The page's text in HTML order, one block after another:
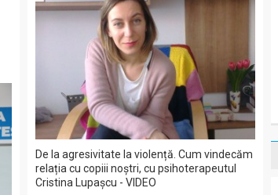
De la agresivitate la violență. Cum vindecăm
relația cu copiii noștri, cu psihoterapeutul
Cristina Lupașcu - VIDEO